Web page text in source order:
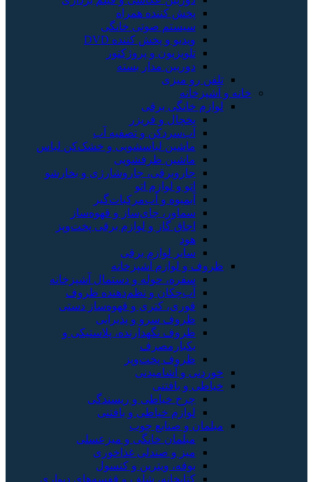
پخش کننده همراه
سیستم صوتی خانگی
ویدیو و پخش کننده DVD
تلویزیون و پروژکتور
دوربین مدار بسته
تلفن رو میزی
خانه و آشپزخانه
لوازم خانگی برقی
یخچال و فریزر
آب‌سردکن و تصفیه آب
ماشین لباسشویی و خشک‌کن لباس
ماشین ظرفشویی
جاروبرقی، جاروشارژی و بخارشو
اتو و لوازم اتو
آبمیوه و آب‌مرکبات‌گیر
سماور، چای‌ساز و قهوه‌ساز
اجاق گاز و لوازم برقی پخت‌وپز
هود
سایر لوازم برقی
ظروف و لوازم آشپزخانه
سفره، حوله و دستمال آشپزخانه
آب‌چکان و نظم‌دهنده ظروف
قوری، کتری و قهوه‌ساز دستی
ظروف سرو و پذیرایی
ظروف نگهدارنده، پلاستیکی و
یکبارمصرف
ظروف پخت‌وپز
خوردنی و آشامیدنی
خیاطی و بافتنی
چرخ خیاطی و ریسندگی
لوازم خیاطی و بافتنی
مبلمان و صنایع چوب
مبلمان خانگی و میزعسلی
میز و صندلی غذاخوری
بوفه، ویترین و کنسول
کتابخانه، شلف و قفسه‌های دیواری